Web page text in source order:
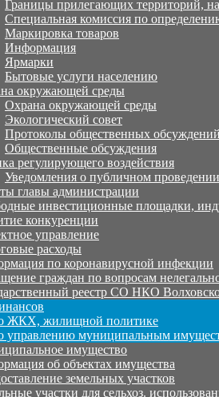
Границы прилегающих территорий,
Специальная комиссия по
Маркировка товаров
Информация
Ярмарки
Бытовые услуги населению
окружающей среды
Охрана окружающей среды
Экологический совет
Протоколы общественных обсуждений
Общественные обсуждения
регулирующего воздействия
Уведомления о публичном
главы администрации
инвестиционные площадки,
конкуренции
управление
расходы
по коронавирусной инфекции
граждан по вопросам
реестр СО НКО
ЖКХ, жилищной политике
управлению муниципальным
имущество
об объектах имущества
земельных участков
участки для сельхоз.